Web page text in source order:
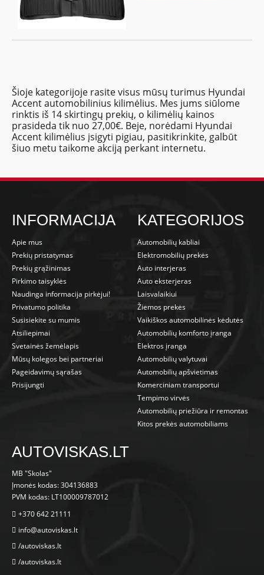
Šioje kategorijoje rasite visus mūsų turimus Hyundai
Accent automobilinius kilimėlius. Mes jums siūlome
rinktis iš 14 skirtingų prekių, o kilimėlių kainos
prasideda tik nuo 27,00€. Beje, norėdami Hyundai
Accent kilimėlius įsigyti pigiau, pasitikrinkite, galbūt
šiuo metu taikome akciją perkant internetu.
INFORMACIJA
Apie mus
Prekių pristatymas
Prekių grąžinimas
Pirkimo taisyklės
Naudinga informacija pirkėjui!
Privatumo politika
Susisiekite su mumis
Atsiliepimai
Svetainės žemėlapis
Mūsų kolegos bei partneriai
Pageidavimų sąrašas
Prisijungti
KATEGORIJOS
Automobilių kabliai
Elektromobilių prekės
Auto interjeras
Auto eksterjeras
Laisvalaikiui
Žiemos prekės
Vaikiškos automobilinės kėdutės
Automobilių komforto įranga
Elektros įranga
Automobilių valytuvai
Automobilių apšvietimas
Komerciniam transportui
Tempimo virvės
Automobilių priežiūra ir remontas
Kitos prekės automobiliams
AUTOVISKAS.LT
MB "Skolas"
Įmonės kodas: 304136883
PVM kodas: LT100009787012
+370 642 21111
info@autoviskas.lt
/autoviskas.lt
/autoviskas.lt